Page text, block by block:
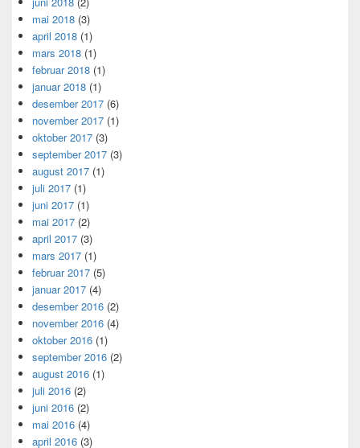
mai 2018 (3)
april 2018 (1)
mars 2018 (1)
februar 2018 (1)
januar 2018 (1)
desember 2017 (6)
november 2017 (1)
oktober 2017 (3)
september 2017 (3)
august 2017 (1)
juli 2017 (1)
juni 2017 (1)
mai 2017 (2)
april 2017 (3)
mars 2017 (1)
februar 2017 (5)
januar 2017 (4)
desember 2016 (2)
november 2016 (4)
oktober 2016 (1)
september 2016 (2)
august 2016 (1)
juli 2016 (2)
juni 2016 (2)
mai 2016 (4)
april 2016 (3)